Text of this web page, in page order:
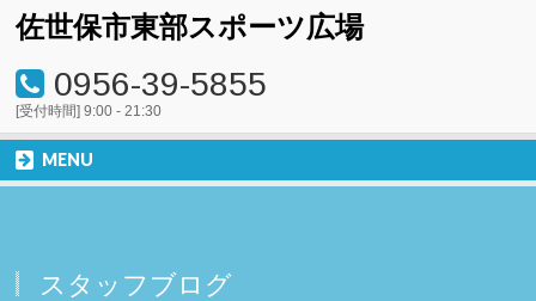
佐世保市東部スポーツ広場
0956-39-5855
[受付時間] 9:00 - 21:30
MENU
スタッフブログ